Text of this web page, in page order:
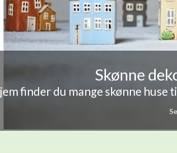
Skønne
finder du mange skønne